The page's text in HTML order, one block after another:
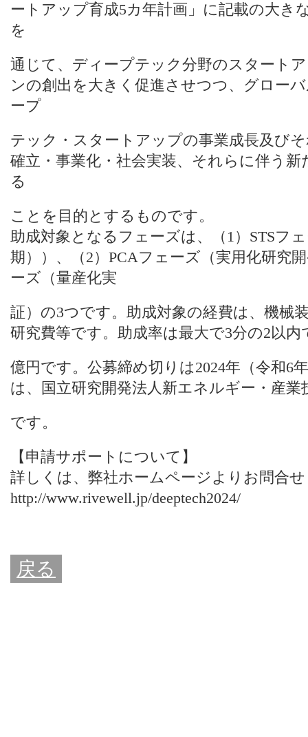
ートアップ育成5カ年計画」に記載の大き
を
通じて、ディープテック分野のスタート
ンの創出を大きく促進させつつ、グロー
ープ
テック・スタートアップの事業成長及び
確立・事業化・社会実装、それらに伴う
る
ことを目的とするものです。
助成対象となるフェーズは、（1）STSフ
期））、（2）PCAフェーズ（実用化研究
ーズ（量産化実
証）の3つです。助成対象の経費は、機械
研究費等です。助成率は最大で3分の2以
億円です。公募締め切りは2024年（令和6
は、国立研究開発法人新エネルギー・産業
です。
【申請サポートについて】
詳しくは、 弊社ホームページよりお問合
http://www.rivewell.jp/deeptech2024/
戻る